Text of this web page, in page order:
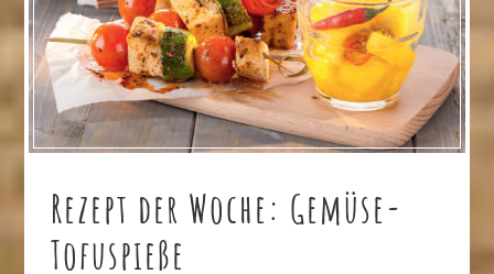
Rezept der Woche: Gemüse-
Tofuspieße